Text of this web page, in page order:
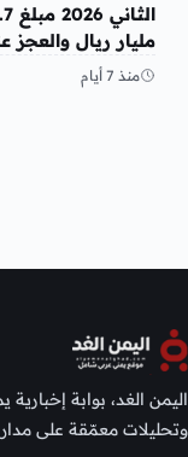
مليار ريال
منذ 7 أيام
اليمن الغد، بوابة
وتحليلات معمّقة على